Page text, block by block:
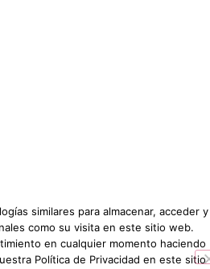
similares para almacenar, acceder y
como su visita en este sitio web.
en cualquier momento haciendo
Política de Privacidad en este sitio